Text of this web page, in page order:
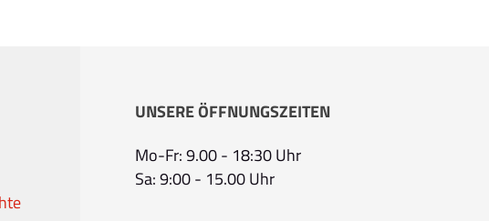
UNSERE ÖFFNUNGSZEITEN
Mo-Fr: 9.00 - 18:30 Uhr
Sa: 9:00 - 15.00 Uhr